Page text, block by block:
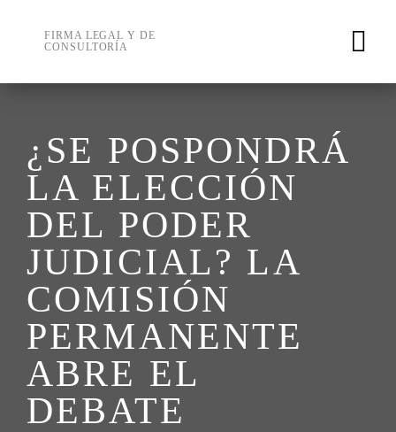
content
FIRMA LEGAL Y DE
CONSULTORÍA
¿SE POSPONDRÁ
LA ELECCIÓN
DEL PODER
JUDICIAL? LA
COMISIÓN
PERMANENTE
ABRE EL
DEBATE